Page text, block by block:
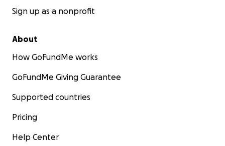
Sign up as a nonprofit
About
How GoFundMe works
GoFundMe Giving Guarantee
Supported countries
Pricing
Help Center